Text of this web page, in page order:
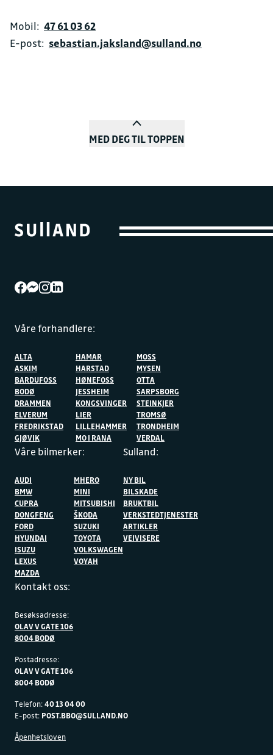
Mobil: 47 61 03 62
E-post: sebastian.jaksland@sulland.no
MED DEG TIL TOPPEN
Våre forhandlere:
ALTA
ASKIM
BARDUFOSS
BODØ
DRAMMEN
ELVERUM
FREDRIKSTAD
GJØVIK
HAMAR
HARSTAD
HØNEFOSS
JESSHEIM
KONGSVINGER
LIER
LILLEHAMMER
MO I RANA
MOSS
MYSEN
OTTA
SARPSBORG
STEINKJER
TROMSØ
TRONDHEIM
VERDAL
Våre bilmerker:
AUDI
BMW
CUPRA
DONGFENG
FORD
HYUNDAI
ISUZU
LEXUS
MAZDA
MHERO
MINI
MITSUBISHI
ŠKODA
SUZUKI
TOYOTA
VOLKSWAGEN
VOYAH
Sulland:
NY BIL
BILSKADE
BRUKTBIL
VERKSTEDTJENESTER
ARTIKLER
VEIVISERE
Kontakt oss:
Besøksadresse:
OLAV V GATE 106
8004 BODØ
Postadresse:
OLAV V GATE 106
8004 BODØ
Telefon:40 13 04 00
E-post: POST.BBO@SULLAND.NO
Åpenhetsloven